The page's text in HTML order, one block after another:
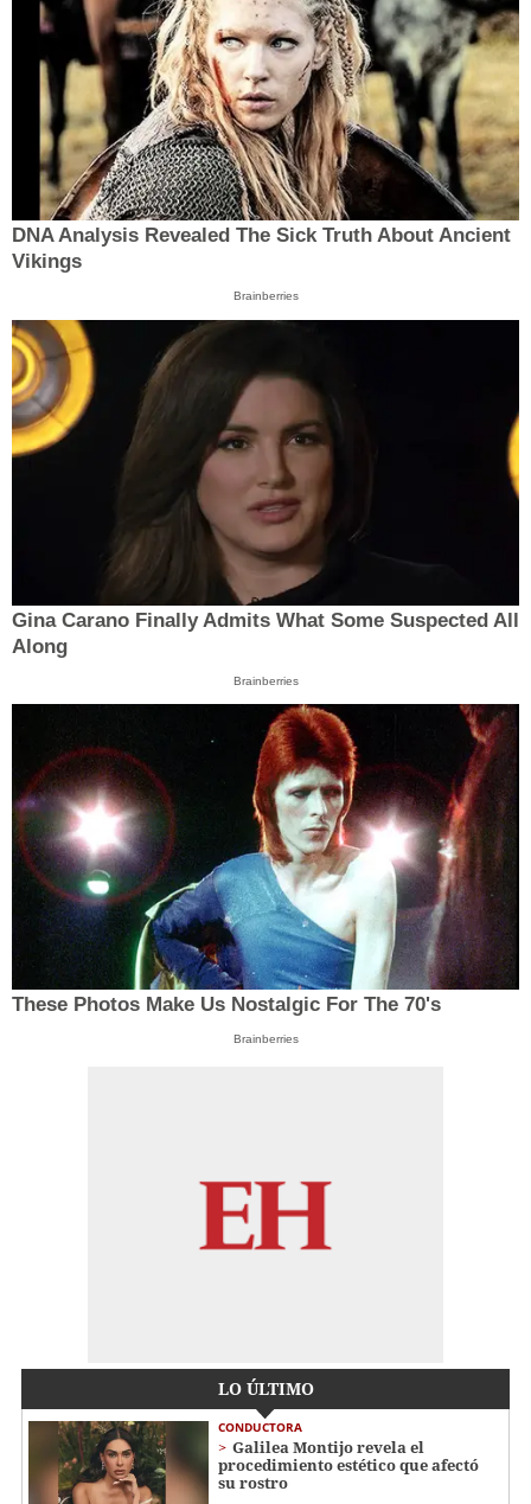
DNA Analysis Revealed The Sick Truth About Ancient
Vikings
Brainberries
Gina Carano Finally Admits What Some Suspected All
Along
Brainberries
These Photos Make Us Nostalgic For The 70's
Brainberries
LO ÚLTIMO
CONDUCTORA
Galilea Montijo revela el
procedimiento estético que afectó
su rostro